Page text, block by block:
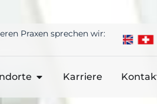
Praxen sprechen wir:
Karriere